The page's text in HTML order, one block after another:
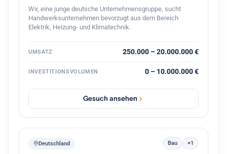
und verlässlich umsetzen. Eine
Vertraulichkeitsvereinbarung unterzeichne ich
selbstverständlich gern. Ich freue mich auf einen
vertraulichen Austausch.
Wir, eine junge deutsche Unternehmensgruppe, sucht
Handwerksunternehmen bevorzugt aus dem Bereich
Elektrik, Heizung- und Klimatechnik.
UMSATZ 250.000 – 20.000.000 €
INVESTITIONSVOLUMEN 0 – 10.000.000 €
Gesuch ansehen
Deutschland Bau +1